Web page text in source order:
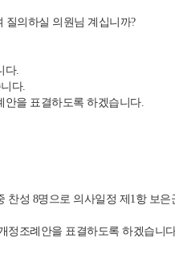
질의하실 의원님 계십니까?
다.
다.
안을 표결하도록 하겠습니다.
찬성 8명으로 의사일정 제1항 보
정조례안을 표결하도록 하겠습니